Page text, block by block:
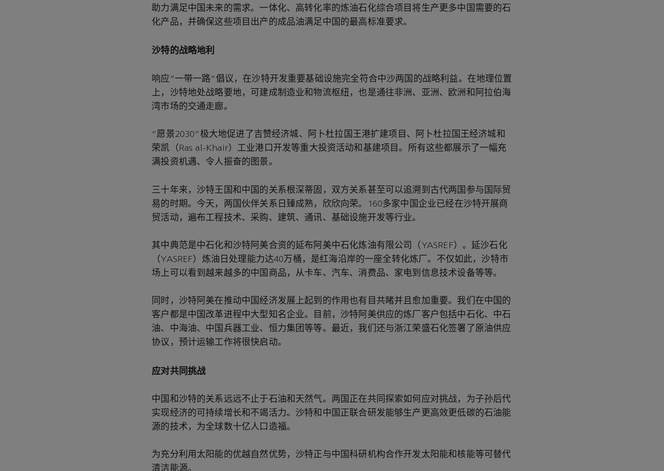
助力满足中国未来的需求。一体化、高转化率的炼油石化综合项目将生产更多中国需要的石
化产品，并确保这些项目出产的成品油满足中国的最高标准要求。
沙特的战略地利
响应“一带一路”倡议，在沙特开发重要基础设施完全符合中沙两国的战略利益。在地理位置
上，沙特地处战略要地，可建成制造业和物流枢纽，也是通往非洲、亚洲、欧洲和阿拉伯海
湾市场的交通走廊。
“愿景2030”极大地促进了吉赞经济城、阿卜杜拉国王港扩建项目、阿卜杜拉国王经济城和
荣凯（Ras al-Khair）工业港口开发等重大投资活动和基建项目。所有这些都展示了一幅充
满投资机遇、令人振奋的图景。
三十年来，沙特王国和中国的关系根深蒂固，双方关系甚至可以追溯到古代两国参与国际贸
易的时期。今天，两国伙伴关系日臻成熟，欣欣向荣。160多家中国企业已经在沙特开展商
贸活动，遍布工程技术、采购、建筑、通讯、基础设施开发等行业。
其中典范是中石化和沙特阿美合资的延布阿美中石化炼油有限公司（YASREF）。延沙石化
（YASREF）炼油日处理能力达40万桶，是红海沿岸的一座全转化炼厂。不仅如此，沙特市
场上可以看到越来越多的中国商品，从卡车、汽车、消费品、家电到信息技术设备等等。
同时，沙特阿美在推动中国经济发展上起到的作用也有目共睹并且愈加重要。我们在中国的
客户都是中国改革进程中大型知名企业。目前，沙特阿美供应的炼厂客户包括中石化、中石
油、中海油、中国兵器工业、恒力集团等等。最近，我们还与浙江荣盛石化签署了原油供应
协议，预计运输工作将很快启动。
应对共同挑战
中国和沙特的关系远远不止于石油和天然气。两国正在共同探索如何应对挑战，为子孙后代
实现经济的可持续增长和不竭活力。沙特和中国正联合研发能够生产更高效更低碳的石油能
源的技术，为全球数十亿人口造福。
为充分利用太阳能的优越自然优势，沙特正与中国科研机构合作开发太阳能和核能等可替代
清洁能源。